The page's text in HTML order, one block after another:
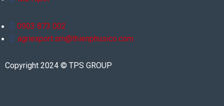
0903 873 002
agriexport.sm@thienphusico.com
Copyright 2024 © TPS GROUP